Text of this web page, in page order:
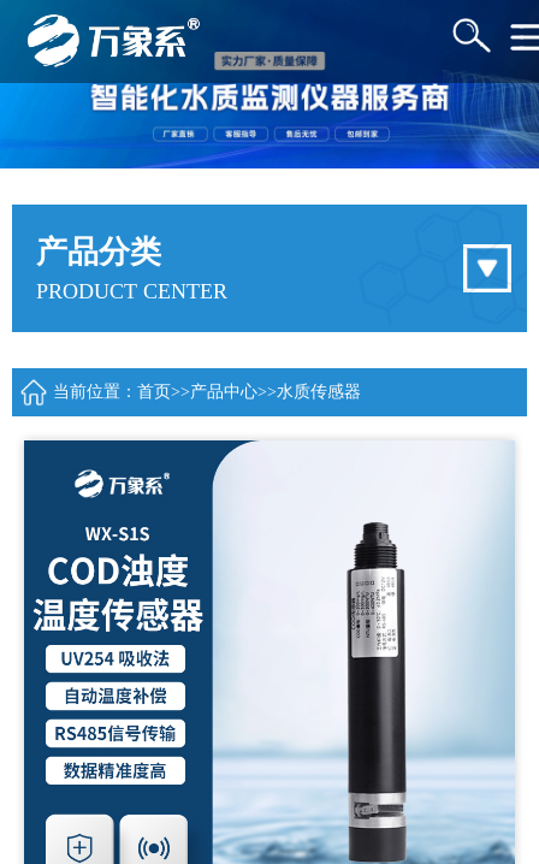
产品分类
PRODUCT CENTER
当前位置： 首页>>产品中心>>水质传感器